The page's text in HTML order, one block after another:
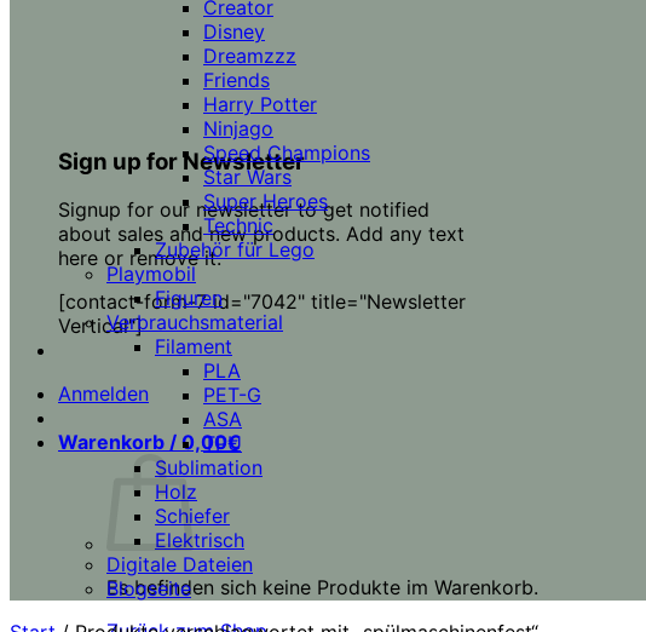
Sign up for Newsletter
Signup for our newsletter to get notified
about sales and new products. Add any text
here or remove it.
[contact-form-7 id="7042" title="Newsletter
Vertical"]
Anmelden
Warenkorb / 0,00€
Es befinden sich keine Produkte im Warenkorb.
Creator
Disney
Dreamzzz
Friends
Harry Potter
Ninjago
Speed Champions
Star Wars
Super Heroes
Technic
Zubehör für Lego
Playmobil
Figuren
Verbrauchsmaterial
Filament
PLA
PET-G
ASA
TPU
Sublimation
Holz
Schiefer
Elektrisch
Digitale Dateien
Blogseite